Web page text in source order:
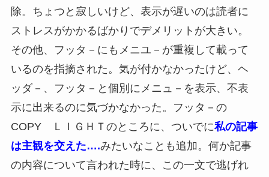
除。ちょつと寂しいけど、表示が遅いのは読者に
ストレスがかかるばかりでデメリットが大きい。
その他、フッタ－にもメニユ－が重複して載って
いるのを指摘された。気が付かなかったけど、ヘ
ッダ－、フッタ－と個別にメニュ－を表示、不表
示に出来るのに気づかなかった。フッタ－の
COPY ＬＩＧＨＴのところに、ついでに私の記事
は主観を交えた….みたいなことも追加。何か記事
の内容について言われた時に、この一文で逃げれ